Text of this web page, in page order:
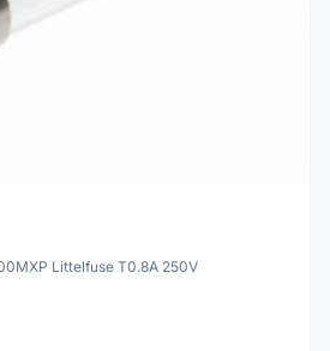
Littelfuse T0.8A 250V